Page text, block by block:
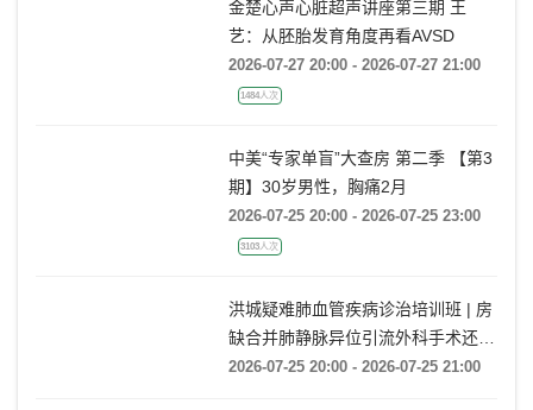
金楚心声心脏超声讲座第三期 王
中美“专家单盲”大查房 第二季 【第3
洪城疑难肺血管疾病诊治培训班 | 房